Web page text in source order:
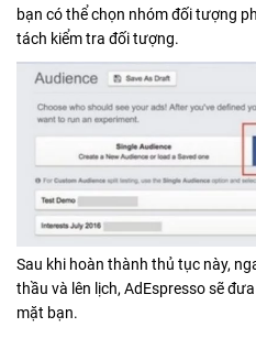
bạn có thể chọn nhóm đối tượng
tách kiểm tra đối tượng.
Sau khi hoàn thành thủ tục này,
thầu và lên lịch, AdEspresso sẽ
mặt bạn.